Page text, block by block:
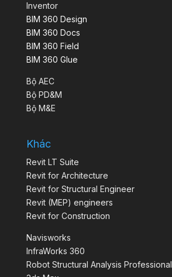
Inventor
BIM 360 Design
BIM 360 Docs
BIM 360 Field
BIM 360 Glue
Bộ AEC
Bộ PD&M
Bộ M&E
Khác
Revit LT Suite
Revit for Architecture
Revit for Structural Engineer
Revit (MEP) engineers
Revit for Construction
Navisworks
InfraWorks 360
Robot Structural Analysis Professional